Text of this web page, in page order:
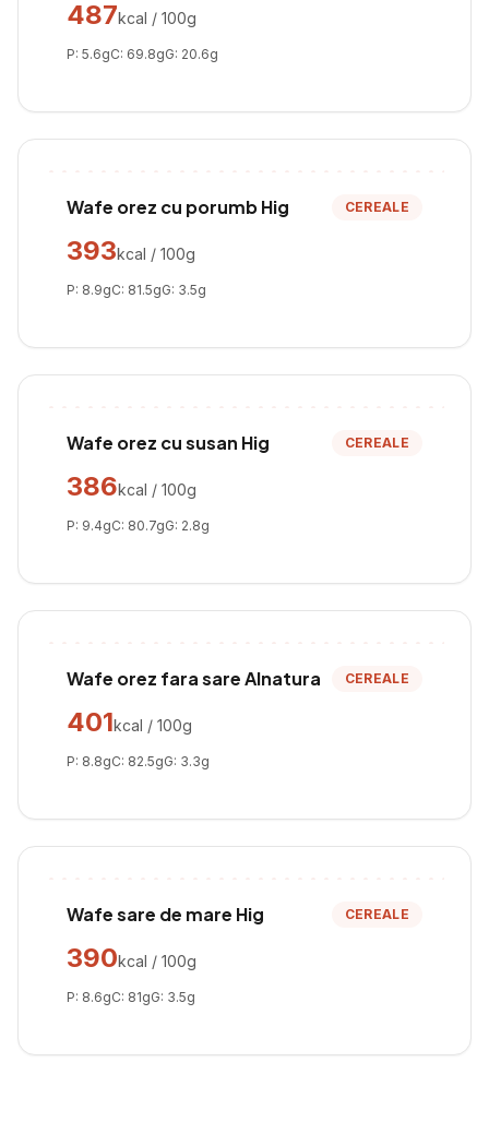
487kcal / 100g
P: 5.6gC: 69.8gG: 20.6g
Wafe orez cu porumb Hig CEREALE
393kcal / 100g
P: 8.9gC: 81.5gG: 3.5g
Wafe orez cu susan Hig CEREALE
386kcal / 100g
P: 9.4gC: 80.7gG: 2.8g
Wafe orez fara sare Alnatura CEREALE
401kcal / 100g
P: 8.8gC: 82.5gG: 3.3g
Wafe sare de mare Hig CEREALE
390kcal / 100g
P: 8.6gC: 81gG: 3.5g